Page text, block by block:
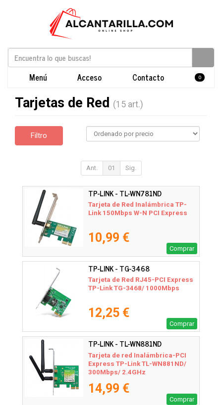
Menú Acceso Contacto 0
Tarjetas de Red (15 art.)
Filtro
Ant. 01 Sig.
TP-LINK - TL-WN781ND
Tarjeta de Red Inalámbrica TP-
Link 150Mbps W-N PCI Express
10,99 €
Comprar
TP-LINK - TG-3468
Tarjeta de Red RJ45-PCI Express
TP-Link TG-3468/ 1000Mbps
12,25 €
Comprar
TP-LINK - TL-WN881ND
Tarjeta de red Inalámbrica-PCI
Express TP-Link TL-WN881ND/
300Mbps/ 2.4GHz
14,99 €
Comprar